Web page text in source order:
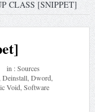
CLASS [SNIPPET]
in :Sources
Deinstall, Dword,
Void, Software